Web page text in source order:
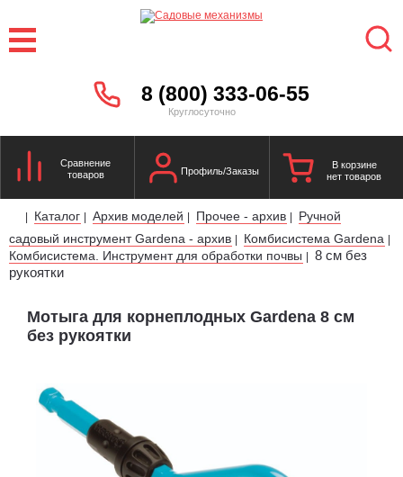
8 (800) 333-06-55
Круглосуточно
Сравнение
товаров
Профиль/Заказы
В корзине
нет товаров
| Каталог | Архив моделей | Прочее - архив |
Ручной
садовый инструмент Gardena - архив | Комбисистема Gardena |
Комбисистема. Инструмент для обработки почвы | 8 см без
рукоятки
Мотыга для корнеплодных Gardena 8 см
без рукоятки